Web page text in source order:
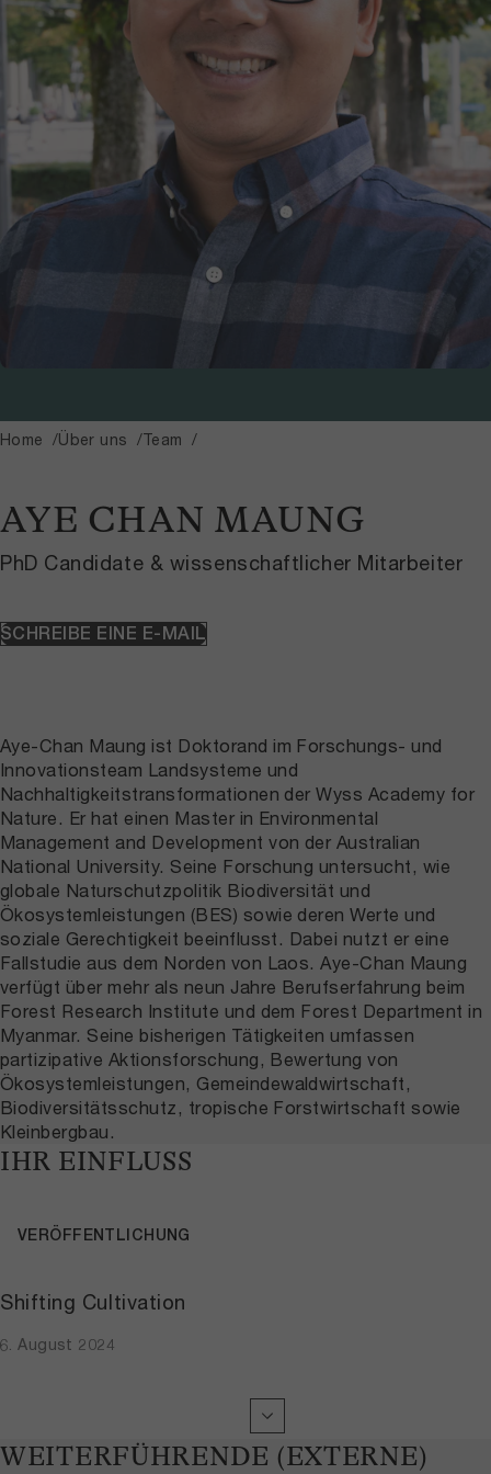
Home Über uns Team
AYE CHAN MAUNG
PhD Candidate & wissenschaftlicher Mitarbeiter
SCHREIBE EINE E-MAIL
Aye-Chan Maung ist Doktorand im Forschungs- und
Innovationsteam Landsysteme und
Nachhaltigkeitstransformationen der Wyss Academy for
Nature. Er hat einen Master in Environmental
Management and Development von der Australian
National University. Seine Forschung untersucht, wie
globale Naturschutzpolitik Biodiversität und
Ökosystemleistungen (BES) sowie deren Werte und
soziale Gerechtigkeit beeinflusst. Dabei nutzt er eine
Fallstudie aus dem Norden von Laos. Aye-Chan Maung
verfügt über mehr als neun Jahre Berufserfahrung beim
Forest Research Institute und dem Forest Department in
Myanmar. Seine bisherigen Tätigkeiten umfassen
partizipative Aktionsforschung, Bewertung von
Ökosystemleistungen, Gemeindewaldwirtschaft,
Biodiversitätsschutz, tropische Forstwirtschaft sowie
Kleinbergbau.
IHR EINFLUSS
Shifting Cultivation
6. August 2024
VERÖFFENTLICHUNG
WEITERFÜHRENDE (EXTERNE)